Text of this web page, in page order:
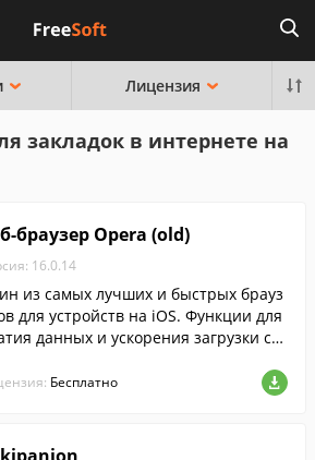
Лицензия
закладок в интернете на
браузер Opera (old)
16.0.14
из самых лучших и быстрых брауз
для устройств на iOS. Функции для
данных и ускорения загрузки ст
серфингом и сэкономить на св
Бесплатно